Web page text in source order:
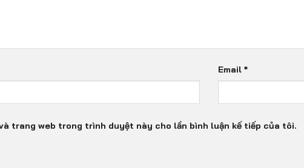
Email *
trang web trong trình duyệt này cho lần bình luận kế tiếp của tôi.